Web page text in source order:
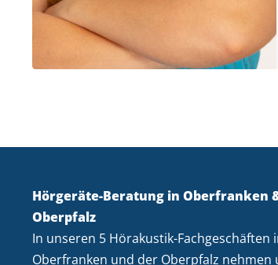
Hörgeräte-Beratung in Oberfranken
Oberpfalz
In unseren 5 Hörakustik-Fachgeschäften
Oberfranken und der Oberpfalz nehmen